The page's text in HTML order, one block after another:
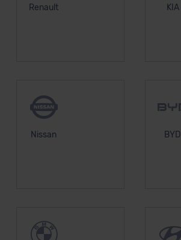
Renault KIA
Nissan BYD